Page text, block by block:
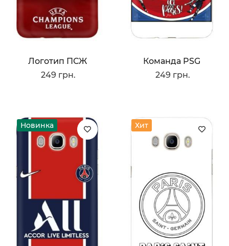
Логотип ПСЖ
249 грн.
Команда PSG
249 грн.
Новинка Хит